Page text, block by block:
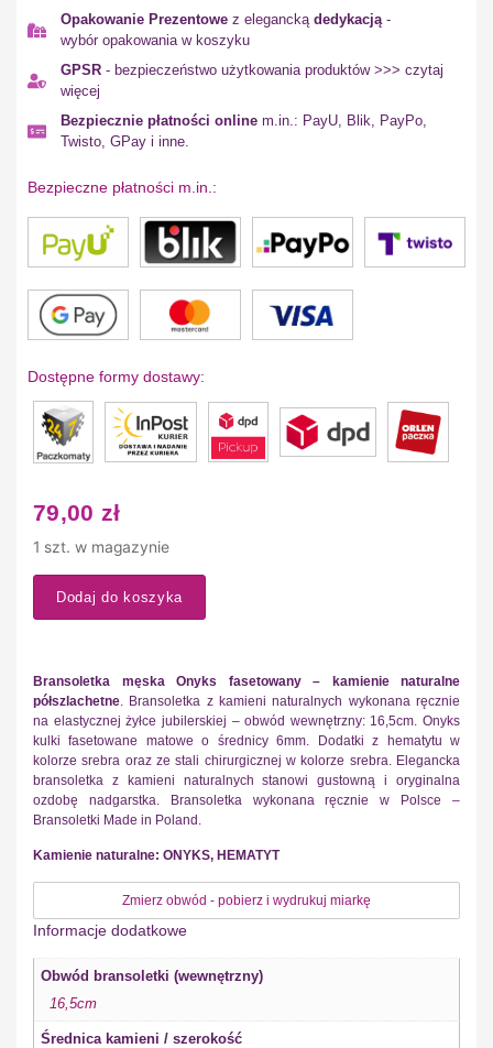
Opakowanie Prezentowe z eleganckądedykacją-
wybór opakowania w koszyku
GPSR - bezpieczeństwo użytkowania produktów >>> czytaj
więcej
Bezpiecznie płatności online m.in.: PayU, Blik, PayPo,
Twisto, GPay i inne.
Bezpieczne płatności m.in.:
Dostępne formy dostawy:
79,00 zł
1 szt. w magazynie
Dodaj do koszyka
Bransoletka męska Onyks fasetowany – kamienie naturalne
półszlachetne . Bransoletka z kamieni naturalnych wykonana ręcznie
na elastycznej żyłce jubilerskiej – obwód wewnętrzny: 16,5cm. Onyks
kulki fasetowane matowe o średnicy 6mm. Dodatki z hematytu w
kolorze srebra oraz ze stali chirurgicznej w kolorze srebra. Elegancka
bransoletka z kamieni naturalnych stanowi gustowną i oryginalna
ozdobę nadgarstka. Bransoletka wykonana ręcznie w Polsce –
Bransoletki Made in Poland.
Kamienie naturalne: ONYKS, HEMATYT
Zmierz obwód - pobierz i wydrukuj miarkę
Informacje dodatkowe
Obwód bransoletki (wewnętrzny)
16,5cm
Średnica kamieni / szerokość